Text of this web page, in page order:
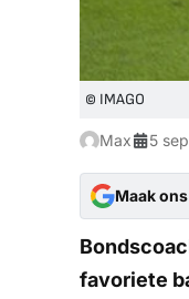
© IMAGO
Max 5
Maak
favoriete